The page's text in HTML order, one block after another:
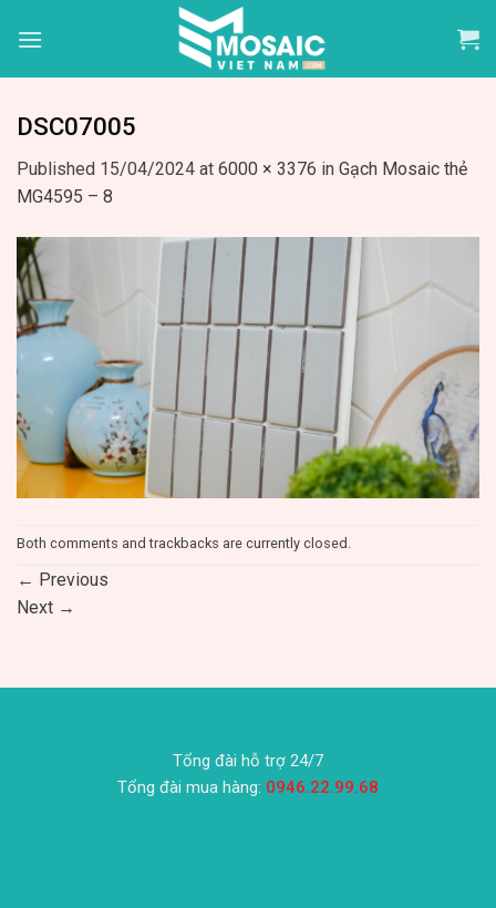
DSC07005
Published 15/04/2024 at 6000 × 3376 in Gạch Mosaic thẻ
MG4595 – 8
Both comments and trackbacks are currently closed.
← Previous
Next →
Tổng đài hỗ trợ 24/7
Tổng đài mua hàng: 0946.22.99.68